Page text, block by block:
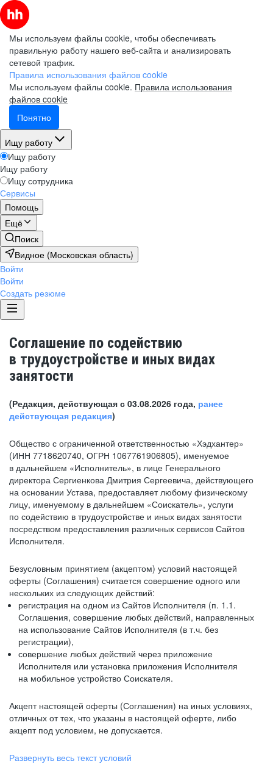
Мы используем файлы cookie, чтобы обеспечивать
правильную работу нашего веб-сайта и анализировать
сетевой трафик.
Правила использования файлов cookie
Мы используем файлы cookie. Правила использования
файлов cookie
Понятно
Ищу работу
Ищу работу
Ищу работу
Ищу сотрудника
Сервисы
Помощь
Ещё
Поиск
Видное (Московская область)
Войти
Войти
Создать резюме
Соглашение по содействию
в трудоустройстве и иных видах
занятости
(Редакция, действующая с 03.08.2026 года, ранее
действующая редакция)
Общество с ограниченной ответственностью «Хэдхантер»
(ИНН 7718620740, ОГРН 1067761906805), именуемое
в дальнейшем «Исполнитель», в лице Генерального
директора Сергиенкова Дмитрия Сергеевича, действующего
на основании Устава, предоставляет любому физическому
лицу, именуемому в дальнейшем «Соискатель», услуги
по содействию в трудоустройстве и иных видах занятости
посредством предоставления различных сервисов Сайтов
Исполнителя.
Безусловным принятием (акцептом) условий настоящей
оферты (Соглашения) считается совершение одного или
нескольких из следующих действий:
регистрация на одном из Сайтов Исполнителя (п. 1.1.
Соглашения, совершение любых действий, направленных
на использование Сайтов Исполнителя (в т.ч. без
регистрации),
совершение любых действий через приложение
Исполнителя или установка приложения Исполнителя
на мобильное устройство Соискателя.
Акцепт настоящей оферты (Соглашения) на иных условиях,
отличных от тех, что указаны в настоящей оферте, либо
акцепт под условием, не допускается.
Развернуть весь текст условий